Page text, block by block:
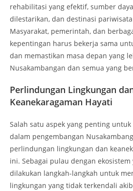
rehabilitasi yang efektif, sumber
dilestarikan, dan destinasi
Masyarakat, pemerintah, dan
kepentingan harus bekerja sama
dan memastikan masa depan yang
Nusakambangan dan semua yang
Perlindungan Lingkungan
Keanekaragaman Hayati
Salah satu aspek yang penting
dalam pengembangan
perlindungan lingkungan dan
ini. Sebagai pulau dengan
dilakukan langkah-langkah untuk
lingkungan yang tidak terkendali